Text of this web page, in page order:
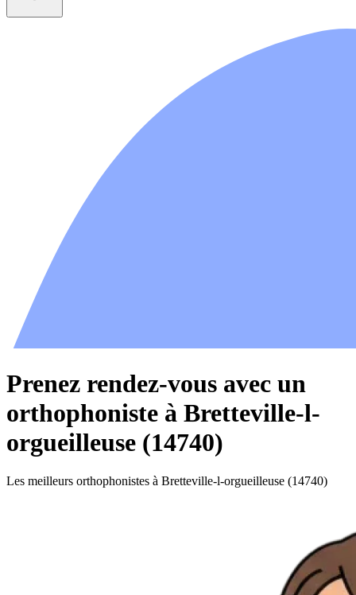
Prenez rendez-vous avec un
orthophoniste à Bretteville-l-
orgueilleuse (14740)
Les meilleurs orthophonistes à Bretteville-l-orgueilleuse (14740)